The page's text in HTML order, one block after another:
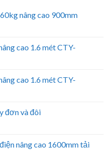
nâng cao 900mm
cao 1.6 mét CTY-
cao 1.6 mét CTY-
đơn và đôi
nâng cao 1600mm tải